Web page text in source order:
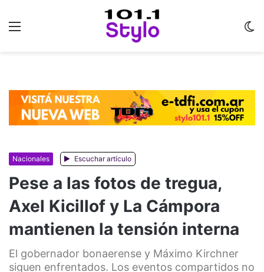
Nacionales Escuchar artículo
Pese a las fotos de tregua,
Axel Kicillof y La Cámpora
mantienen la tensión interna
El gobernador bonaerense y Máximo Kirchner
siguen enfrentados. Los eventos compartidos no